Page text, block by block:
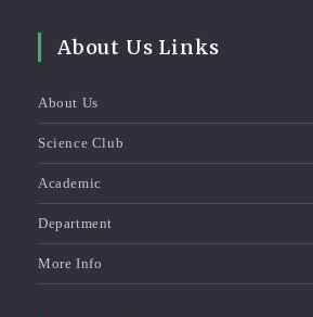
About Us Links
About Us
Science Club
Academic
Department
More Info